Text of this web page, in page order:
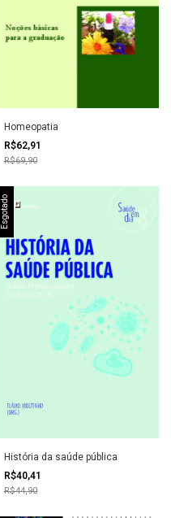
Homeopatia
R$62,91
R$69,90
Esgotado
História da saúde pública
R$40,41
R$44,90